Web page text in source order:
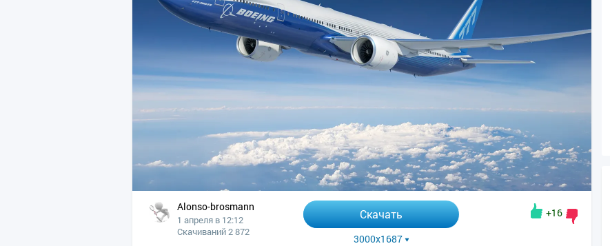
Alonso-brosmann
1 апреля в 12:12
Скачиваний 2 872
Скачать
3000x1687
+16